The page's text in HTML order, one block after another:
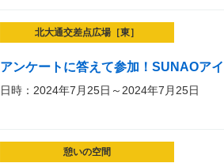
北大通交差点広場［東］
アンケートに答えて参加！SUNAOア
日時：2024年7月25日～2024年7月25日
憩いの空間